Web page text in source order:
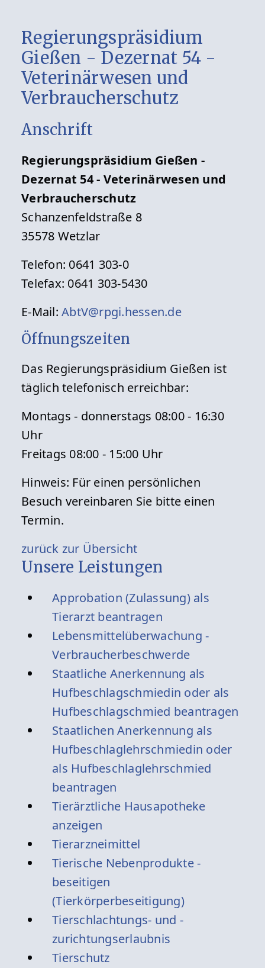
Regierungspräsidium
Gießen - Dezernat 54 -
Veterinärwesen und
Verbraucherschutz
Anschrift
Regierungspräsidium Gießen -
Dezernat 54 - Veterinärwesen und
Verbraucherschutz
Schanzenfeldstraße 8
35578 Wetzlar
Telefon: 0641 303-0
Telefax: 0641 303-5430
E-Mail:AbtV@rpgi.hessen.de
Öffnungszeiten
Das Regierungspräsidium Gießen ist
täglich telefonisch erreichbar:
Montags - donnerstags 08:00 - 16:30
Uhr
Freitags 08:00 - 15:00 Uhr
Hinweis: Für einen persönlichen
Besuch vereinbaren Sie bitte einen
Termin.
zurück zur Übersicht
Unsere Leistungen
Approbation (Zulassung) als
Tierarzt beantragen
Lebensmittelüberwachung -
Verbraucherbeschwerde
Staatliche Anerkennung als
Hufbeschlagschmiedin oder als
Hufbeschlagschmied beantragen
Staatlichen Anerkennung als
Hufbeschlaglehrschmiedin oder
als Hufbeschlaglehrschmied
beantragen
Tierärztliche Hausapotheke
anzeigen
Tierarzneimittel
Tierische Nebenprodukte -
beseitigen
(Tierkörperbeseitigung)
Tierschlachtungs- und -
zurichtungserlaubnis
Tierschutz